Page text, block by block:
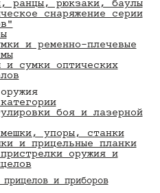
ранцы, рюкзаки, баулы
снаряжение серии
и ременно-плечевые
и сумки оптических
боя и лазерной
упоры, станки
и прицельные планки
оружия и
прицелов и приборов